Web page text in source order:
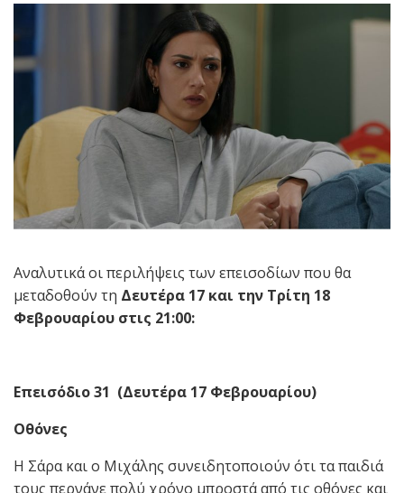
Αναλυτικά οι περιλήψεις των επεισοδίων που θα
μεταδοθούν τη Δευτέρα 17 και την Τρίτη 18
Φεβρουαρίου στις 21:00:
Επεισόδιο 31 (Δευτέρα 17 Φεβρουαρίου)
Οθόνες
Η Σάρα και ο Μιχάλης συνειδητοποιούν ότι τα παιδιά
τους περνάνε πολύ χρόνο μπροστά από τις οθόνες και